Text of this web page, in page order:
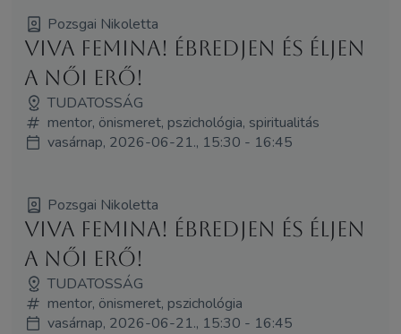
Pozsgai Nikoletta
Viva Femina! Ébredjen és éljen
a női erő!
TUDATOSSÁG
mentor, önismeret, pszichológia, spiritualitás
vasárnap, 2026-06-21., 15:30 - 16:45
Pozsgai Nikoletta
Viva Femina! Ébredjen és éljen
a női erő!
TUDATOSSÁG
mentor, önismeret, pszichológia
vasárnap, 2026-06-21., 15:30 - 16:45